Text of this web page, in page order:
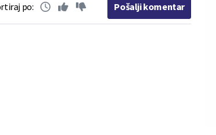
po: Pošalji komentar